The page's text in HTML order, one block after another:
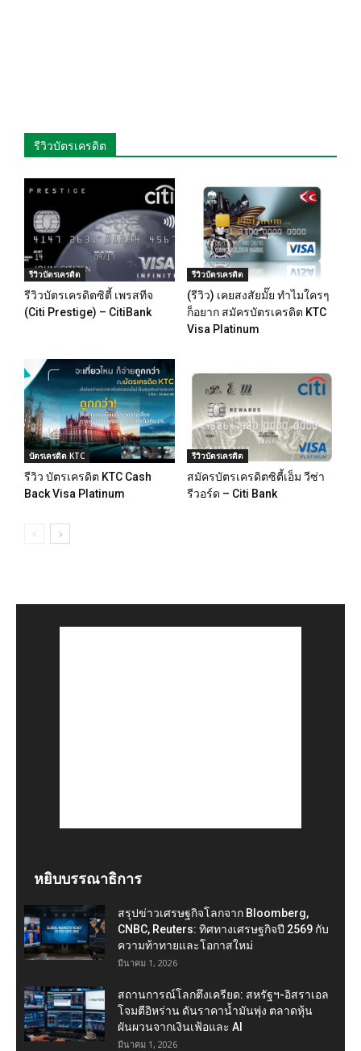
รีวิวบัตรเครดิต
รีวิวบัตรเครดิต
รีวิวบัตรเครดิตซิตี้ เพรสทีจ
(Citi Prestige) – CitiBank
รีวิวบัตรเครดิต
(รีวิว) เคยสงสัยมั๊ย ทำไมใครๆ
ก็อยาก สมัครบัตรเครดิต KTC
Visa Platinum
บัตรเครดิต KTC
รีวิว บัตรเครดิต KTC Cash
Back Visa Platinum
รีวิวบัตรเครดิต
สมัครบัตรเครดิตซิตี้เอ็ม วีซ่า
รีวอร์ด – Citi Bank
หยิบบรรณาธิการ
สรุปข่าวเศรษฐกิจโลกจาก Bloomberg,
CNBC, Reuters: ทิศทางเศรษฐกิจปี 2569 กับ
ความท้าทายและโอกาสใหม่
มีนาคม 1, 2026
สถานการณ์โลกตึงเครียด: สหรัฐฯ-อิสราเอล
โจมตีอิหร่าน ดันราคาน้ำมันพุ่ง ตลาดหุ้น
ผันผวนจากเงินเฟ้อและ AI
มีนาคม 1, 2026